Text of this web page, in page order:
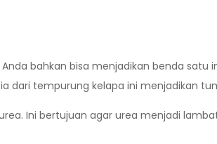
bahkan bisa menjadikan benda satu
dari tempurung kelapa ini menjadikan
Ini bertujuan agar urea menjadi